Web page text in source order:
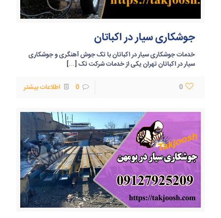
جوشکاری سیار در اکباتان
خدمات جوشکاری سیار در اکباتان با تک جوش آهنگری و جوشکاری
سیار در اکباتان تهران یکی از خدمات شرکت تک […]
0
0 اطلاعات بیشتر